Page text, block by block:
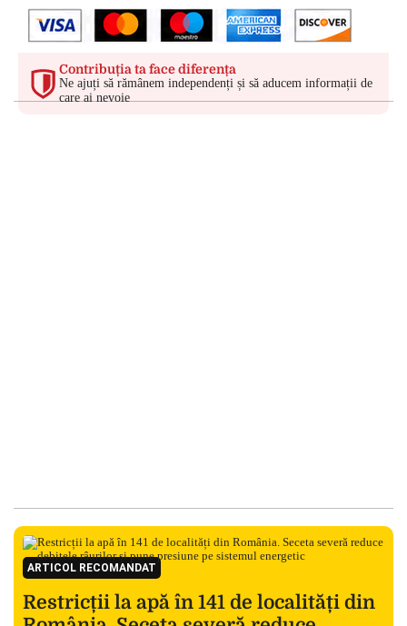
Contribuția ta face diferența
Ne ajuți să rămânem independenți și să aducem informații de
care ai nevoie
ARTICOL RECOMANDAT
Restricții la apă în 141 de localități din